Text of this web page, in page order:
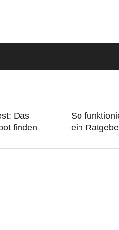
Das
finden
So
ein